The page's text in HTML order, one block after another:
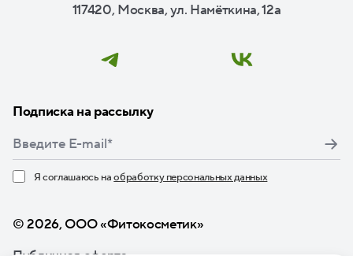
117420, Москва, ул. Намёткина, 12а
Подписка на рассылку
Я соглашаюсь наобработку персональных данных
© 2026, ООО «Фитокосметик»